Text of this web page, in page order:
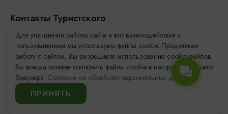
Контакты Туристского
информационного центра
+7 (4012) 555-200
8 (800) 200-55-39
info@visit-kaliningrad.ru
Для улучшения работы сайта и его взаимодействия с
пользователями мы используем файлы cookie. Продолжая
работу с сайтом, Вы разрешаете использование cookie-файлов.
Вы всегда можете отключить файлы cookie в настройках Вашего
браузера. Согласие на обработку персональных данных.
ПРИНЯТЬ